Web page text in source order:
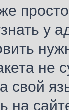
у
свой
на